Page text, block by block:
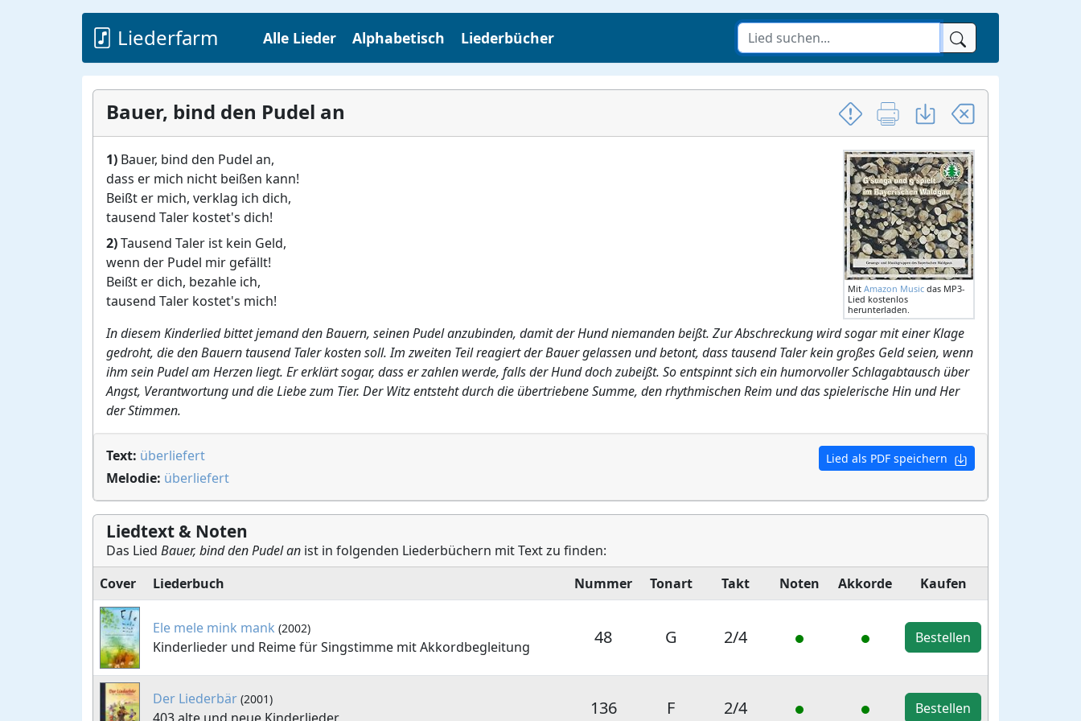
Liederfarm Alle Lieder Alphabetisch Liederbücher
Bauer, bind den Pudel an
Mit Amazon Music das MP3-
Lied kostenlos
herunterladen.
1) Bauer, bind den Pudel an,
dass er mich nicht beißen kann!
Beißt er mich, verklag ich dich,
tausend Taler kostet's dich!
2)Tausend Taler ist kein Geld,
wenn der Pudel mir gefällt!
Beißt er dich, bezahle ich,
tausend Taler kostet's mich!
In diesem Kinderlied bittet jemand den Bauern, seinen Pudel anzubinden, damit der Hund niemanden beißt. Zur Abschreckung wird sogar mit einer Klage
gedroht, die den Bauern tausend Taler kosten soll. Im zweiten Teil reagiert der Bauer gelassen und betont, dass tausend Taler kein großes Geld seien, wenn
ihm sein Pudel am Herzen liegt. Er erklärt sogar, dass er zahlen werde, falls der Hund doch zubeißt. So entspinnt sich ein humorvoller Schlagabtausch über
Angst, Verantwortung und die Liebe zum Tier. Der Witz entsteht durch die übertriebene Summe, den rhythmischen Reim und das spielerische Hin und Her
der Stimmen.
Lied als PDF speichern
Text: überliefert
Melodie: überliefert
Liedtext & Noten
Das Lied Bauer, bind den Pudel an ist in folgenden Liederbüchern mit Text zu finden:
Cover
Liederbuch Nummer Tonart Takt Noten Akkorde Kaufen
Ele mele mink mank (2002)
Kinderlieder und Reime für Singstimme mit Akkordbegleitung 48 G 2/4 Bestellen
Der Liederbär (2001) 136 F 2/4 Bestellen